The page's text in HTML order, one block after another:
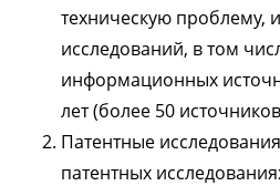
техническую проблему,
исследований, в том
информационных
лет (более 50
Патентные
патентных